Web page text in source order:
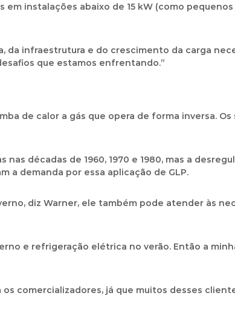
instalações abaixo de 15 kW (como
infraestrutura e do crescimento da carga
que estamos enfrentando.”
de calor a gás que opera de forma inversa. Os
décadas de 1960, 1970 e 1980, mas a
a demanda por essa aplicação de GLP.
diz Warner, ele também pode atender às
e refrigeração elétrica no verão. Então a
comercializadores, já que muitos desses